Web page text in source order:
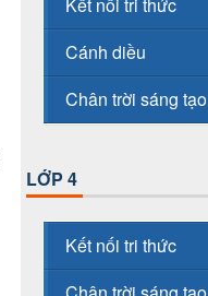
Cánh diều
Chân trời sáng tạo
LỚP 4
Kết nối tri thức